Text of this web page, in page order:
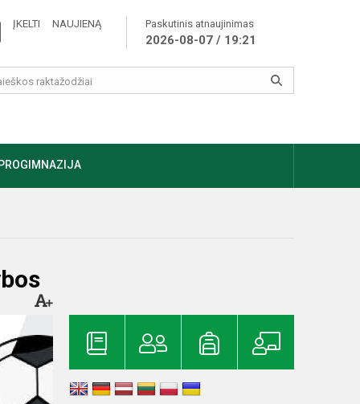
ĮKELTI NAUJIENĄ Paskutinis atnaujinimas
2026-08-07 / 19:21